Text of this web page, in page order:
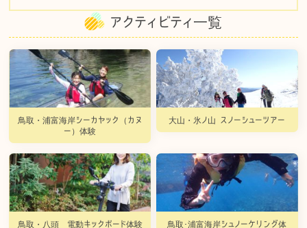
アクティビティ一覧
鳥取・浦富海岸シーカヤック（カヌ
ー）体験
大山・氷ノ山 スノーシューツアー
鳥取・八頭 電動キックボード体験
鳥取･浦富海岸シュノーケリング体